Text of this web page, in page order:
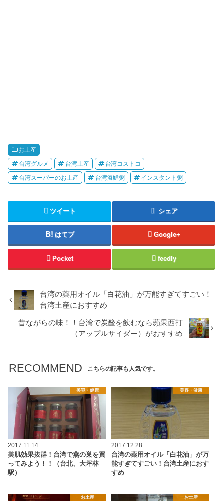
お土産
台湾グルメ 台湾土産 台湾コストコ
台湾スーパーのお土産 台湾海鮮粥 インスタント粥
ツイート シェア
はてブ Google+
Pocket feedly
台湾の薬用オイル「白花油」が万能すぎてすごい！
台湾土産におすすめ
昔ながらの味！！台湾で炭酸を飲むなら蘋果西打
（アップルサイダー）がおすすめ
RECOMMEND こちらの記事も人気です。
美容・健康
2017.11.14
美肌効果抜群！台湾で燕の巣を買
ってみよう！！（台北、大坪林
駅）
美容・健康
2017.12.28
台湾の薬用オイル「白花油」が万
能すぎてすごい！台湾土産におす
すめ
お土産 お土産